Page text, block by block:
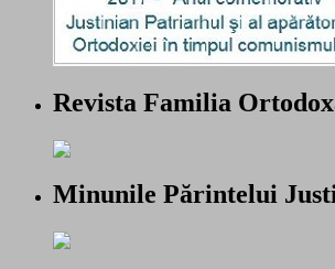
Revista Familia
Minunile Părintelui